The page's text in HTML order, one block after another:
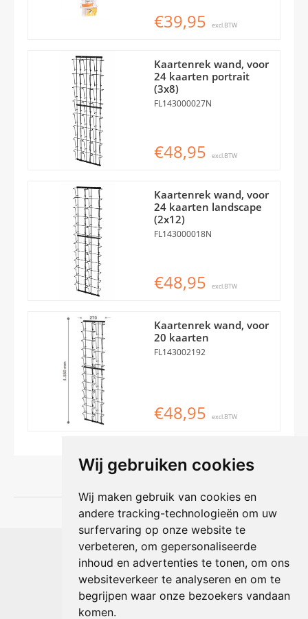
Wij gebruiken cookies
Wij maken gebruik van cookies en
andere tracking-technologieën om uw
surfervaring op onze website te
verbeteren, om gepersonaliseerde
inhoud en advertenties te tonen, om ons
websiteverkeer te analyseren en om te
begrijpen waar onze bezoekers vandaan
komen.
€39,95 excl.BTW
Kaartenrek wand, voor
24 kaarten portrait
(3x8)
FL143000027N
€48,95 excl.BTW
Kaartenrek wand, voor
24 kaarten landscape
(2x12)
FL143000018N
€48,95 excl.BTW
Kaartenrek wand, voor
20 kaarten
FL143002192
€48,95 excl.BTW
Shophouse online
Max Planckstraat 4
6716 BE Ede, Nederland
Telefoon:+31(0)318 618 121
E-mail: info@shophouse.nl
Geopend: ma t/m vr 09:00-17:00 uur